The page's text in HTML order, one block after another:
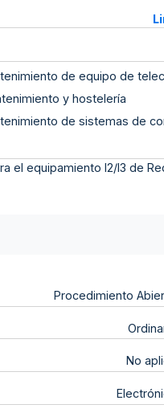
de equipo de
y hostelería
de sistemas de
el equipamiento l2/l3 de
Procedimiento
No